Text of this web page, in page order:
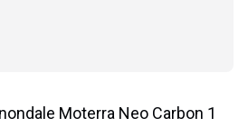
Moterra Neo Carbon 1